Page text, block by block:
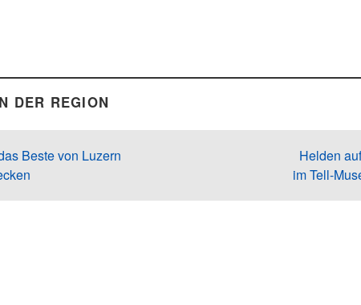
DER REGION
Beste von Luzern
Helden
im Tell-